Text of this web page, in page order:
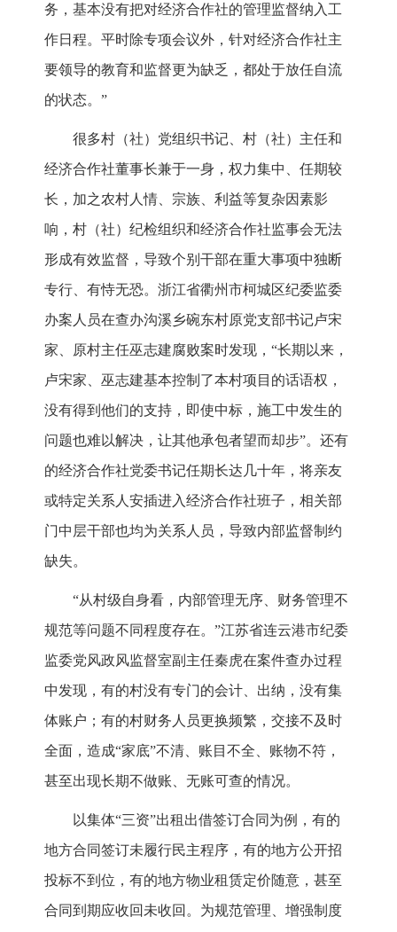
务，基本没有把对经济合作社的管理监督纳入工
作日程。平时除专项会议外，针对经济合作社主
要领导的教育和监督更为缺乏，都处于放任自流
的状态。”
很多村（社）党组织书记、村（社）主任和
经济合作社董事长兼于一身，权力集中、任期较
长，加之农村人情、宗族、利益等复杂因素影
响，村（社）纪检组织和经济合作社监事会无法
形成有效监督，导致个别干部在重大事项中独断
专行、有恃无恐。浙江省衢州市柯城区纪委监委
办案人员在查办沟溪乡碗东村原党支部书记卢宋
家、原村主任巫志建腐败案时发现，“长期以来，
卢宋家、巫志建基本控制了本村项目的话语权，
没有得到他们的支持，即使中标，施工中发生的
问题也难以解决，让其他承包者望而却步”。还有
的经济合作社党委书记任期长达几十年，将亲友
或特定关系人安插进入经济合作社班子，相关部
门中层干部也均为关系人员，导致内部监督制约
缺失。
“从村级自身看，内部管理无序、财务管理不
规范等问题不同程度存在。”江苏省连云港市纪委
监委党风政风监督室副主任秦虎在案件查办过程
中发现，有的村没有专门的会计、出纳，没有集
体账户；有的村财务人员更换频繁，交接不及时
全面，造成“家底”不清、账目不全、账物不符，
甚至出现长期不做账、无账可查的情况。
以集体“三资”出租出借签订合同为例，有的
地方合同签订未履行民主程序，有的地方公开招
投标不到位，有的地方物业租赁定价随意，甚至
合同到期应收回未收回。为规范管理、增强制度